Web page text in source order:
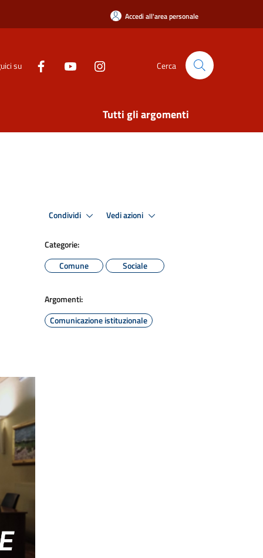
Accedi all'area personale
su Cerca
Tutti gli argomenti
Condividi Vedi azioni
Categorie:
Comune
Sociale
Argomenti:
Comunicazione istituzionale